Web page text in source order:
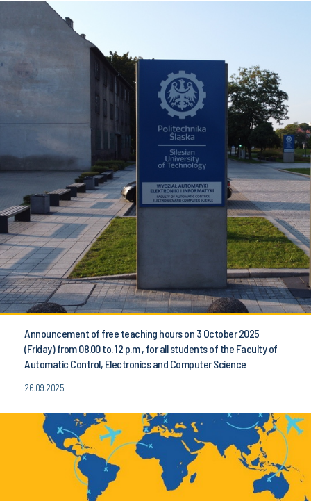
Announcement of free teaching hours on 3 October 2025
(Friday) from 08.00 to. 12 p.m , for all students of the Faculty of
Automatic Control, Electronics and Computer Science
26.09.2025